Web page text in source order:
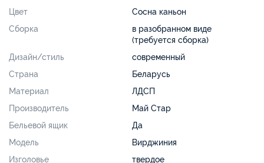
Цвет
Сосна каньон
Сборка
в разобранном виде
(требуется сборка)
Дизайн/стиль
современный
Страна
Беларусь
Материал
ЛДСП
Производитель
Май Стар
Бельевой ящик
Да
Модель
Вирджиния
Изголовье
твердое